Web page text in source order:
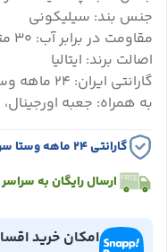
جنس بند: سیلیکونی
مقاومت در برابر آب: ۳۰ متر
اصالت برند: ایتالیا
گارانتی ایران: ۲۴ ماهه وستا سرویس
به همراه: جعبه اورجینال،
گارانتی ۲۴ ماهه وستا سرویس
ارسال رایگان به
امکان خرید